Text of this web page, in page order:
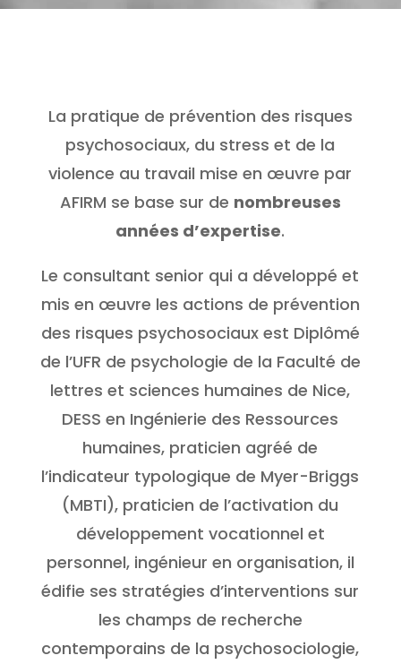
La pratique de prévention des risques
psychosociaux, du stress et de la
violence au travail mise en œuvre par
AFIRM se base sur de nombreuses
années d’expertise.
Le consultant senior qui a développé et
mis en œuvre les actions de prévention
des risques psychosociaux est Diplômé
de l’UFR de psychologie de la Faculté de
lettres et sciences humaines de Nice,
DESS en Ingénierie des Ressources
humaines, praticien agréé de
l’indicateur typologique de Myer-Briggs
(MBTI), praticien de l’activation du
développement vocationnel et
personnel, ingénieur en organisation, il
édifie ses stratégies d’interventions sur
les champs de recherche
contemporains de la psychosociologie,